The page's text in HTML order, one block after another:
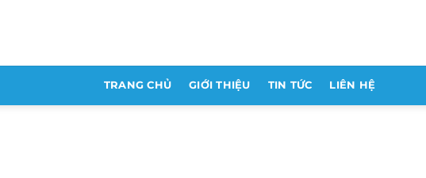
TRANG CHỦ GIỚI THIỆU TIN TỨC LIÊN HỆ